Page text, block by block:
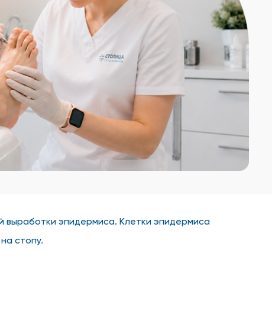
выработки эпидермиса. Клетки эпидермиса
стопу.